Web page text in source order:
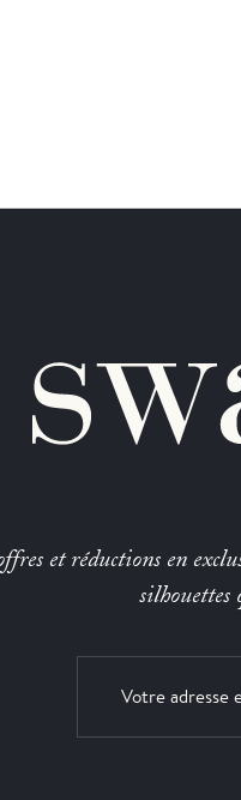
et réductions en